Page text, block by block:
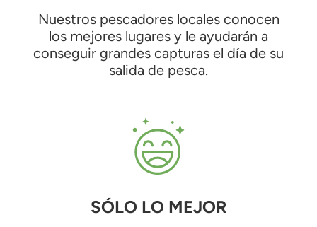
Nuestros pescadores locales conocen
los mejores lugares y le ayudarán a
conseguir grandes capturas el día de su
salida de pesca.
SÓLO LO MEJOR